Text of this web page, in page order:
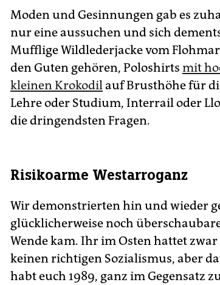
Moden und Gesinnungen gab es
nur eine aussuchen und sich
Mufflige Wildlederjacke vom
den Guten gehören, Poloshirts mit
kleinen Krokodilauf Brusthöhe für
Lehre oder Studium, Interrail oder
die dringendsten Fragen.
Risikoarme Westarroganz
Wir demonstrierten hin und wieder
glücklicherweise noch
Wende kam. Ihr im Osten hattet
keinen richtigen Sozialismus, aber
habt euch 1989, ganz im Gegensatz